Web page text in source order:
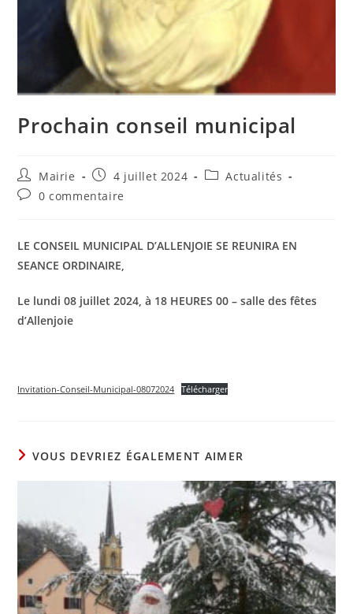
Prochain conseil municipal
Auteur/autrice
de
la
Mairie
Publication
publiée :
4 juillet 2024
PostActualités
Commentaires
publication :
0 commentaire
LE CONSEIL MUNICIPAL D’ALLENJOIE SE REUNIRA EN
SEANCE ORDINAIRE,
Le lundi 08 juillet 2024, à 18 HEURES 00 – salle des fêtes
d’Allenjoie
Invitation-Conseil-Municipal-08072024 Télécharger
VOUS DEVRIEZ ÉGALEMENT AIMER